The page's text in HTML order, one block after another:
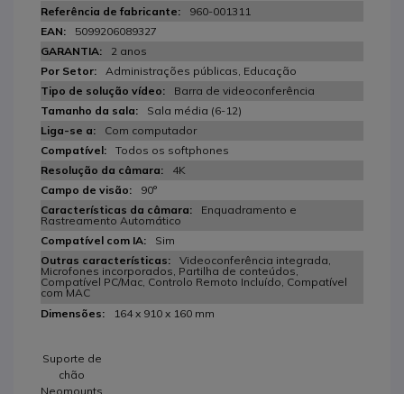
960-001311
5099206089327
2 anos
Administrações públicas, Educação
Barra de videoconferência
Sala média (6-12)
Com computador
Todos os softphones
4K
90°
Enquadramento e
Rastreamento Automático
Sim
Videoconferência integrada,
Microfones incorporados, Partilha de conteúdos,
Compatível PC/Mac, Controlo Remoto Incluído, Compatível
com MAC
164 x 910 x 160 mm
Suporte de
chão
Neomounts